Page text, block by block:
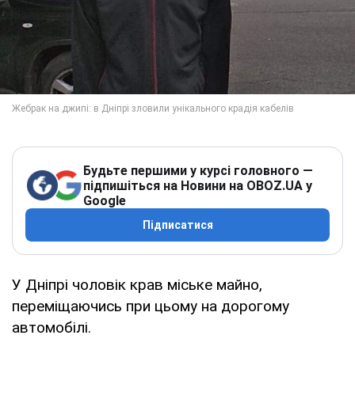
Будьте першими у курсі головного —
підпишіться на Новини на OBOZ.UA у
Google
Підписатися
У Дніпрі чоловік крав міське майно,
переміщаючись при цьому на дорогому
автомобілі.